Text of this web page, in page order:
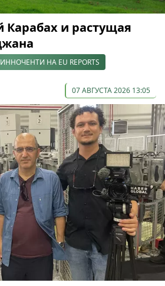
и растущая
НА EU REPORTS
07 АВГУСТА 2026 13:05